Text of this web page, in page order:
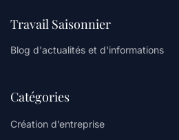
Travail Saisonnier
Blog d'actualités et d'informations
Catégories
Création d’entreprise